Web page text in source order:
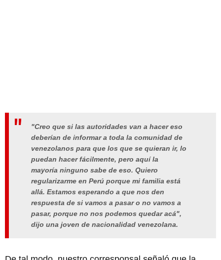
"Creo que si las autoridades van a hacer eso
deberían de informar a toda la comunidad de
venezolanos para que los que se quieran ir, lo
puedan hacer fácilmente, pero aquí la
mayoría ninguno sabe de eso. Quiero
regularizarme en Perú porque mi familia está
allá. Estamos esperando a que nos den
respuesta de si vamos a pasar o no vamos a
pasar, porque no nos podemos quedar acá",
dijo una joven de nacionalidad venezolana.